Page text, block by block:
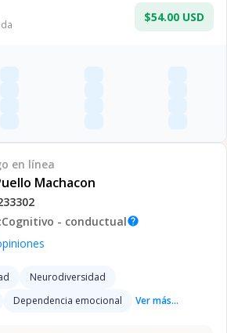
$54.00 USD
en línea
Machacon
Cognitivo - conductualhelp
Neurodiversidad
Dependencia emocional Ver más...